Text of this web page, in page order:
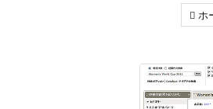
 ホ